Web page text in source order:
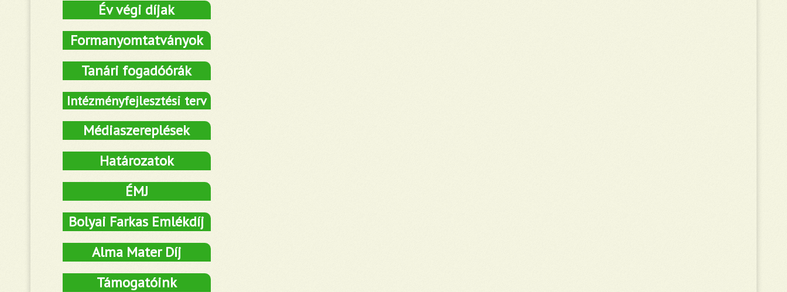
Év végi díjak
Formanyomtatványok
Tanári fogadóórák
Intézményfejlesztési terv
Médiaszereplések
Határozatok
ÉMJ
Bolyai Farkas Emlékdíj
Alma Mater Díj
Támogatóink